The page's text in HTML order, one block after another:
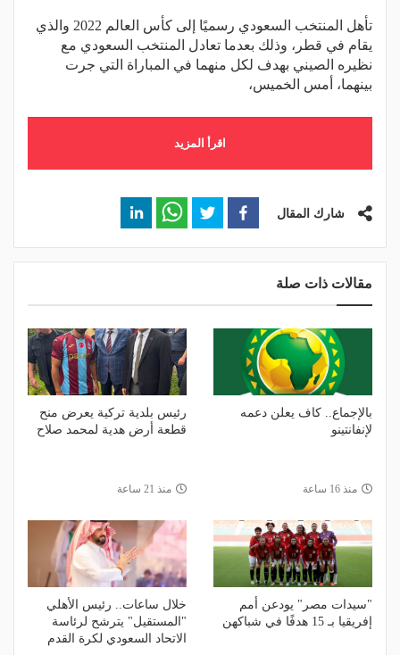
تأهل المنتخب السعودي رسميًا إلى كأس العالم 2022 والذي
يقام في قطر، وذلك بعدما تعادل المنتخب السعودي مع
نظيره الصيني بهدف لكل منهما في المباراة التي جرت
بينهما، أمس الخميس،
اقرأ المزيد
شارك المقال
مقالات ذات صلة
بالإجماع.. كاف يعلن دعمه
لإنفانتينو
منذ 16 ساعة
رئيس بلدية تركية يعرض منح
قطعة أرض هدية لمحمد صلاح
منذ 21 ساعة
"سيدات مصر" يودعن أمم
إفريقيا بـ 15 هدفًا في شباكهن
خلال ساعات.. رئيس الأهلي
"المستقيل" يترشح لرئاسة
الاتحاد السعودي لكرة القدم